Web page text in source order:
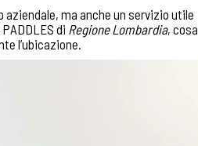
ma anche un servizio utile
di Regione Lombardia, cosa
l’ubicazione.